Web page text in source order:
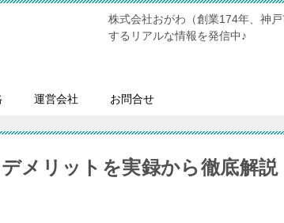
株式会社おがわ（創業174年、神
するリアルな情報を発信中♪
運営会社 お問合せ
メリットを実録から徹底解説